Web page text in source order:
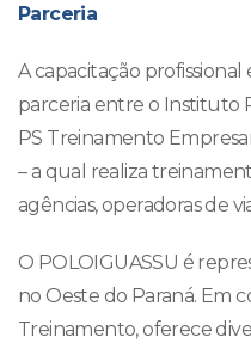
Parceria
A capacitação
parceria entre o Instituto
PS Treinamento
– a qual realiza
agências, operadoras de
O POLOIGUASSU é
no Oeste do Paraná. Em
Treinamento, oferece